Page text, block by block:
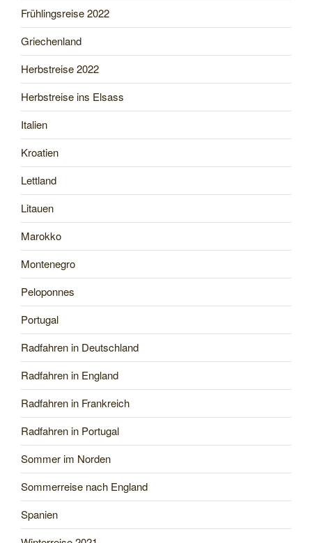
Frühlingsreise 2022
Griechenland
Herbstreise 2022
Herbstreise ins Elsass
Italien
Kroatien
Lettland
Litauen
Marokko
Montenegro
Peloponnes
Portugal
Radfahren in Deutschland
Radfahren in England
Radfahren in Frankreich
Radfahren in Portugal
Sommer im Norden
Sommerreise nach England
Spanien